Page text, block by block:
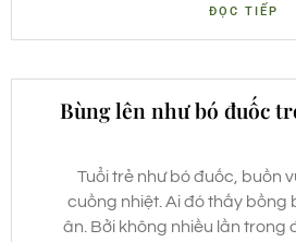
ĐỌC TIẾP
Bùng lên như bó đuốc
Tuổi trẻ như bó đuốc, buồn
cuồng nhiệt. Ai đó thấy bồng
ân. Bởi không nhiều lần trong